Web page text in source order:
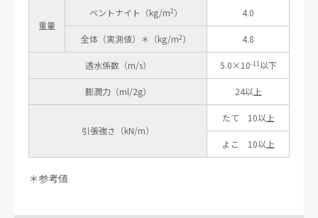
重量
ベントナイト（kg/m2） 4.0
全体（実測値）＊（kg/m2） 4.8
透水係数（m/s） 5.0×10-11以下
膨潤力（ml/2g） 24以上
引張強さ（kN/m）
たて 10以上
よこ 10以上
＊参考値